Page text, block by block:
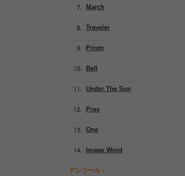
March
Traveler
Prism
Bell
Under The Sun
Pray
One
Image Word
アンコール：